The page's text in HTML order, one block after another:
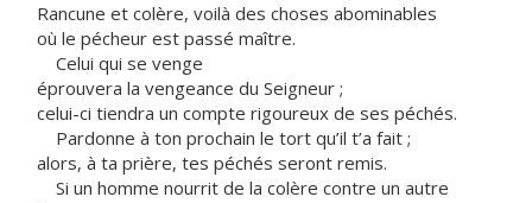
Rancune et colère, voilà des choses abominables
où le pécheur est passé maître.
Celui qui se venge
éprouvera la vengeance du Seigneur ;
celui-ci tiendra un compte rigoureux de ses péchés.
Pardonne à ton prochain le tort qu’il t’a fait ;
alors, à ta prière, tes péchés seront remis.
Si un homme nourrit de la colère contre un autre